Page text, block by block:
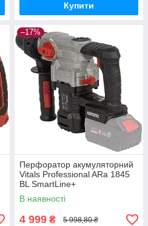
Купити
–17%
Перфоратор акумуляторний
Vitals Professional ARa 1845
BL SmartLine+
В наявності
4 999 ₴ 5 998,80 ₴